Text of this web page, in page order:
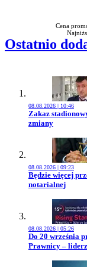
Cena
Ostatnio
08.08.2026 | 10:46
Przejdź do
Zakaz
zmiany
08.08.2026 | 09:23
Przejdź do
Będzie więcej
notarialnej
08.08.2026 | 05:26
Przejdź do
Do 20 września
Prawnicy –